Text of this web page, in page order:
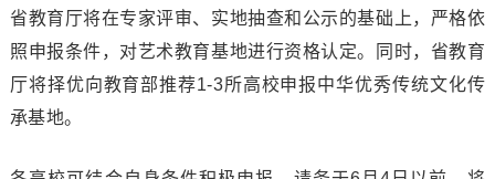
省教育厅将在专家评审、实地抽查和公示的基础上，严格依
照申报条件，对艺术教育基地进行资格认定。同时，省教育
厅将择优向教育部推荐1-3所高校申报中华优秀传统文化传
承基地。